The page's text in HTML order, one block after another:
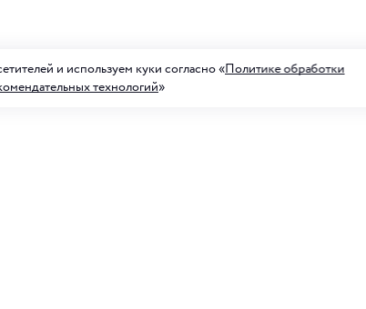
и используем куки согласно «Политике обработки
технологий»